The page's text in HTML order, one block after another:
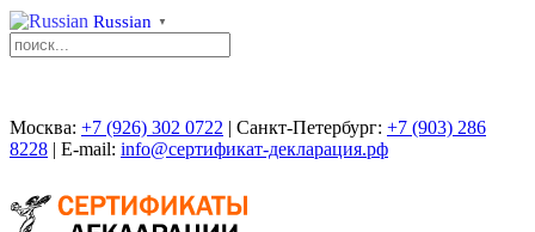
Russian ▼
Москва: +7 (926) 302 0722 | Санкт-Петербург: +7 (903) 286
8228 | E-mail: info@сертификат-декларация.рф